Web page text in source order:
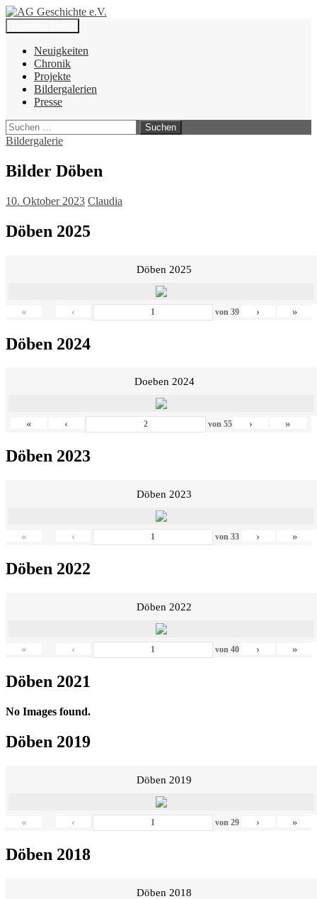
Zum
Inhalt
springen
AG Geschichte e.V.
Suchen
Neuigkeiten
Chronik
Projekte
Bildergalerien
Presse
Suchen
nach:
Bildergalerie
Bilder Döben
10. Oktober 2023 Claudia
Döben 2025
Döben 2025
« ‹ von 39 › »
Döben 2024
Doeben 2024
« ‹ von 55 › »
Döben 2023
Döben 2023
« ‹ von 33 › »
Döben 2022
Döben 2022
« ‹ von 40 › »
Döben 2021
No Images found.
Döben 2019
Döben 2019
« ‹ von 29 › »
Döben 2018
Döben 2018